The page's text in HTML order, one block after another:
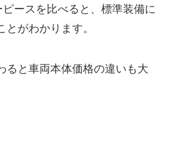
ースを比べると、標準装備に
がわかります。
ると車両本体価格の違いも大